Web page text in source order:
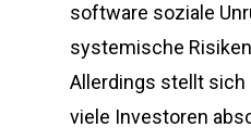
software soziale
systemische
Allerdings stellt sich
viele Investoren